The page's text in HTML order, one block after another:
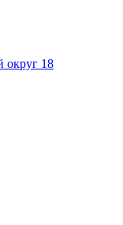
округ 18